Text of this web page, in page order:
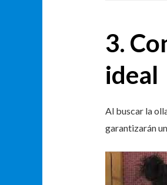
3.
ideal
Al buscar la
garantizarán